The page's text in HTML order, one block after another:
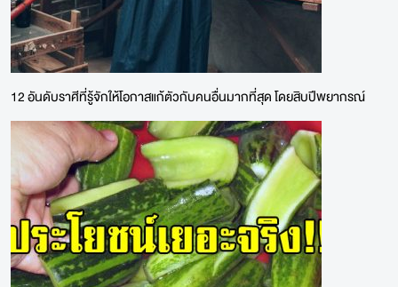
12 อันดับราศีที่รู้จักให้โอกาสแก้ตัวกับคนอื่นมากที่สุด โดยสิบปีพยากรณ์